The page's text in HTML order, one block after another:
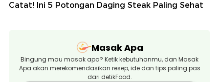
Catat! Ini 5 Potongan Daging Steak Paling Sehat
Masak Apa
Bingung mau masak apa? Ketik kebutuhanmu, dan Masak
Apa akan merekomendasikan resep, ide dan tips paling pas
dari detikFood.